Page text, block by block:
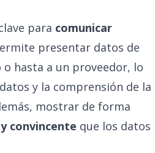
para comunicar
presentar datos de
o hasta a un proveedor, lo
y la comprensión de la
mostrar de forma
convincente que los datos